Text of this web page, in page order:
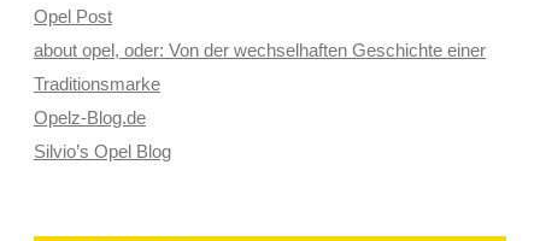
Opel Post
about opel, oder: Von der wechselhaften Geschichte einer
Traditionsmarke
Opelz-Blog.de
Silvio’s Opel Blog